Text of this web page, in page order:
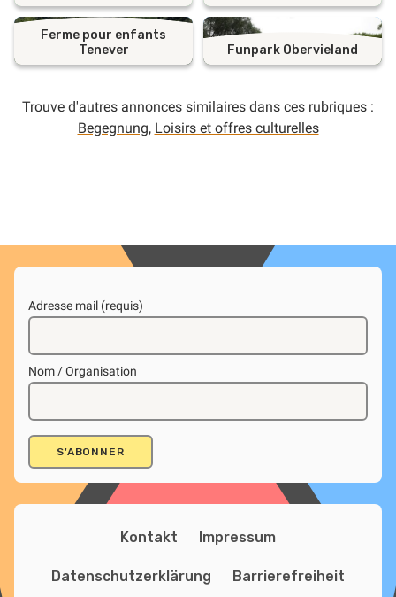
Ferme pour enfants
Tenever
Funpark Obervieland
Trouve d'autres annonces similaires dans ces rubriques :
Begegnung, Loisirs et offres culturelles
Adresse mail (requis)
Nom / Organisation
Kontakt Impressum
Datenschutzerklärung Barrierefreiheit